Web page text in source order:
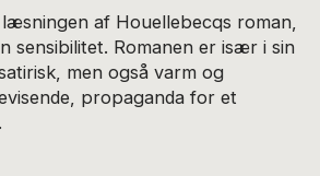
af Houellebecqs roman,
sensibilitet. Romanen er især i sin
men også varm og
propaganda for et